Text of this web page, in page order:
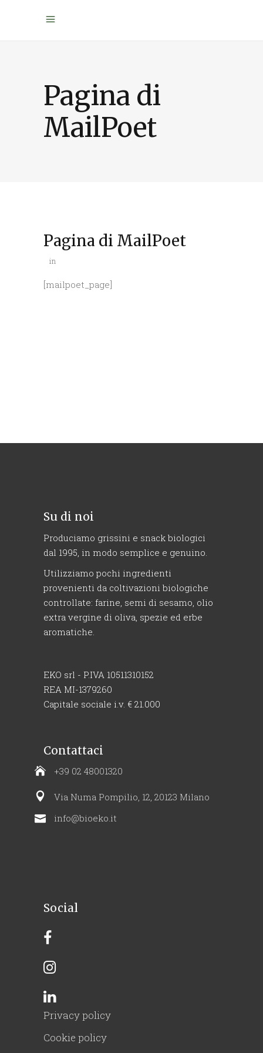
Pagina di
MailPoet
Pagina di MailPoet
in
[mailpoet_page]
Su di noi
Produciamo grissini e snack biologici
dal 1995, in modo semplice e genuino.
Utilizziamo pochi ingredienti
provenienti da coltivazioni biologiche
controllate: farine, semi di sesamo, olio
extra vergine di oliva, spezie ed erbe
aromatiche.
EKO srl - P.IVA 10511310152
REA MI-1379260
Capitale sociale i.v. € 21.000
Contattaci
+39 02 48001320
Via Numa Pompilio, 12, 20123 Milano
info@bioeko.it
Social
Privacy policy
Cookie policy